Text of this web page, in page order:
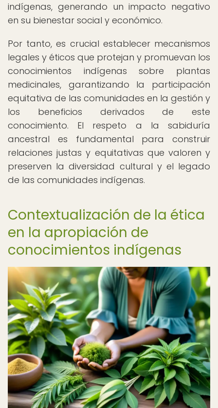
indígenas, generando un impacto negativo
en su bienestar social y económico.
Por tanto, es crucial establecer mecanismos
legales y éticos que protejan y promuevan los
conocimientos indígenas sobre plantas
medicinales, garantizando la participación
equitativa de las comunidades en la gestión y
los beneficios derivados de este
conocimiento. El respeto a la sabiduría
ancestral es fundamental para construir
relaciones justas y equitativas que valoren y
preserven la diversidad cultural y el legado
de las comunidades indígenas.
Contextualización de la ética
en la apropiación de
conocimientos indígenas